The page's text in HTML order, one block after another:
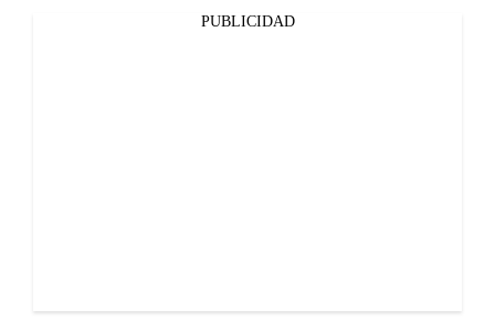
PUBLICIDAD